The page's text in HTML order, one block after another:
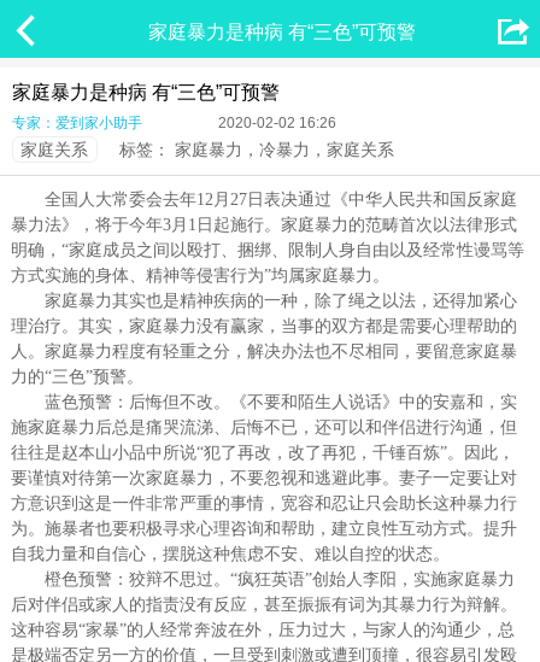
 家庭暴力是种病 有“三色”可预警 
家庭暴力是种病 有“三色”可预警
专家：爱到家小助手 2020-02-02 16:26
家庭关系 标签： 家庭暴力，冷暴力，家庭关系
全国人大常委会去年12月27日表决通过《中华人民共和国反家庭
暴力法》，将于今年3月1日起施行。家庭暴力的范畴首次以法律形式
明确，“家庭成员之间以殴打、捆绑、限制人身自由以及经常性谩骂等
方式实施的身体、精神等侵害行为”均属家庭暴力。
家庭暴力其实也是精神疾病的一种，除了绳之以法，还得加紧心
理治疗。其实，家庭暴力没有赢家，当事的双方都是需要心理帮助的
人。家庭暴力程度有轻重之分，解决办法也不尽相同，要留意家庭暴
力的“三色”预警。
蓝色预警：后悔但不改。《不要和陌生人说话》中的安嘉和，实
施家庭暴力后总是痛哭流涕、后悔不已，还可以和伴侣进行沟通，但
往往是赵本山小品中所说“犯了再改，改了再犯，千锤百炼”。因此，
要谨慎对待第一次家庭暴力，不要忽视和逃避此事。妻子一定要让对
方意识到这是一件非常严重的事情，宽容和忍让只会助长这种暴力行
为。施暴者也要积极寻求心理咨询和帮助，建立良性互动方式。提升
自我力量和自信心，摆脱这种焦虑不安、难以自控的状态。
橙色预警：狡辩不思过。“疯狂英语”创始人李阳，实施家庭暴力
后对伴侣或家人的指责没有反应，甚至振振有词为其暴力行为辩解。
这种容易“家暴”的人经常奔波在外，压力过大，与家人的沟通少，总
是极端否定另一方的价值，一旦受到刺激或遭到顶撞，很容易引发殴